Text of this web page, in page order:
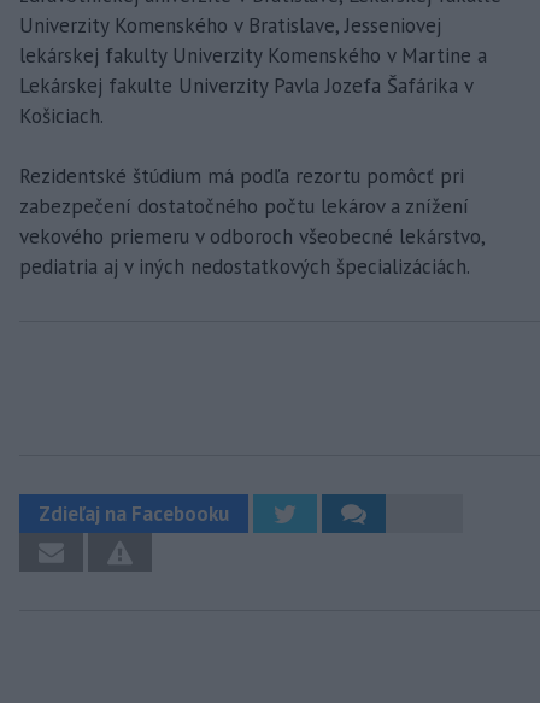
Univerzity Komenského v Bratislave, Jesseniovej
lekárskej fakulty Univerzity Komenského v Martine a
Lekárskej fakulte Univerzity Pavla Jozefa Šafárika v
Košiciach.
Rezidentské štúdium má podľa rezortu pomôcť pri
zabezpečení dostatočného počtu lekárov a znížení
vekového priemeru v odboroch všeobecné lekárstvo,
pediatria aj v iných nedostatkových špecializáciách.
Zdieľaj na Facebooku